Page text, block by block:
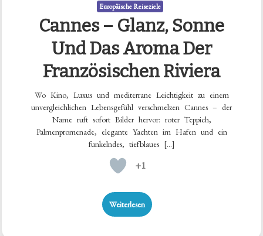
Europäische Reiseziele
Cannes – Glanz, Sonne
Und Das Aroma Der
Französischen Riviera
Wo Kino, Luxus und mediterrane Leichtigkeit zu einem
unvergleichlichen Lebensgefühl verschmelzen Cannes – der
Name ruft sofort Bilder hervor: roter Teppich,
Palmenpromenade, elegante Yachten im Hafen und ein
funkelndes, tiefblaues […]
+1
Weiterlesen